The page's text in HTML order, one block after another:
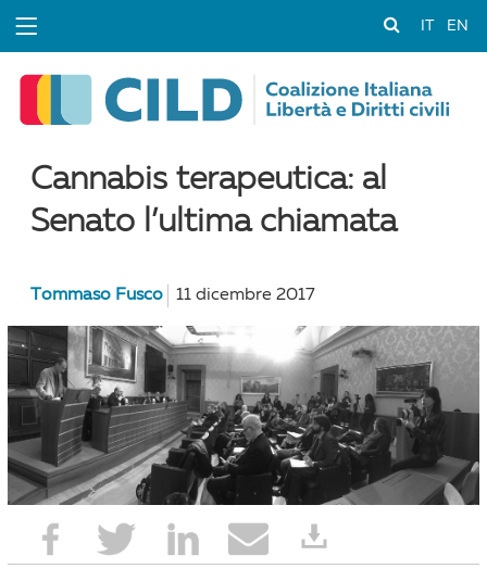
EN
Cannabis terapeutica: al
Senato l’ultima chiamata
Tommaso Fusco 11 dicembre 2017